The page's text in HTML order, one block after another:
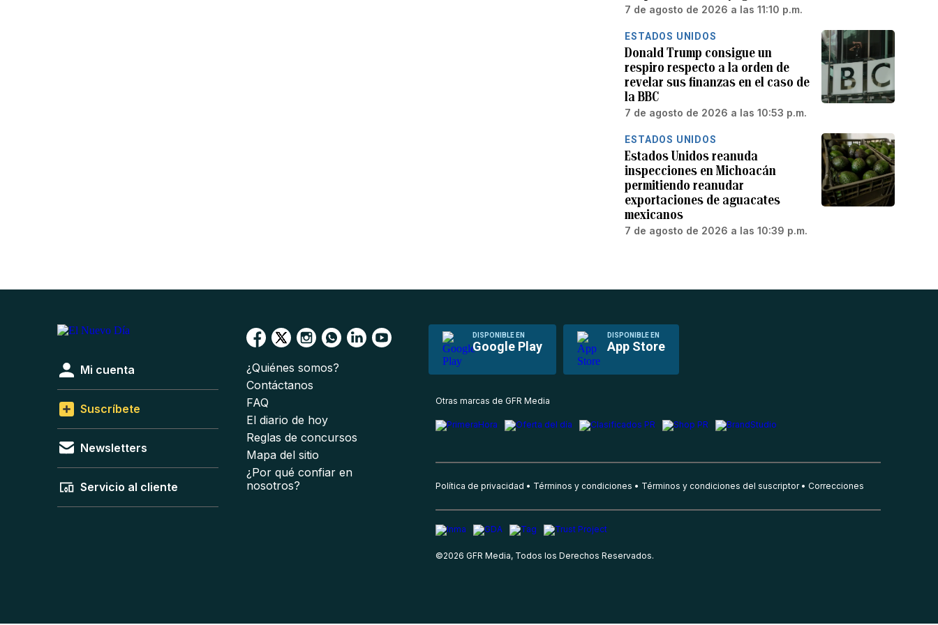
7 de agosto de 2026 a las 11:10 p.m.
ESTADOS UNIDOS
Donald Trump consigue un
respiro respecto a la orden de
revelar sus finanzas en el caso de
la BBC
7 de agosto de 2026 a las 10:53 p.m.
ESTADOS UNIDOS
Estados Unidos reanuda
inspecciones en Michoacán
permitiendo reanudar
exportaciones de aguacates
mexicanos
7 de agosto de 2026 a las 10:39 p.m.
DISPONIBLE EN
Google Play
DISPONIBLE EN
App Store
Mi cuenta
Suscríbete
Newsletters
Servicio al cliente
¿Quiénes somos?
Contáctanos
FAQ
El diario de hoy
Reglas de concursos
Mapa del sitio
¿Por qué confiar en
nosotros?
Otras marcas de GFR Media
Política de privacidad Términos y condiciones Términos y condiciones del suscriptor Correcciones
©2026 GFR Media, Todos los Derechos Reservados.